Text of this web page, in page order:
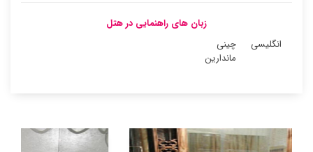
زبان های راهنمایی در هتل
انگلیسی
چینی
ماندارین